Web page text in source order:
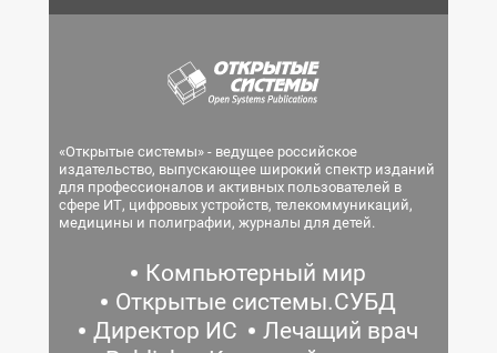
«Открытые системы» - ведущее российское
издательство, выпускающее широкий спектр изданий
для профессионалов и активных пользователей в
сфере ИТ, цифровых устройств, телекоммуникаций,
медицины и полиграфии, журналы для детей.
Компьютерный мир
Открытые системы.СУБД
Директор ИС
Лечащий врач